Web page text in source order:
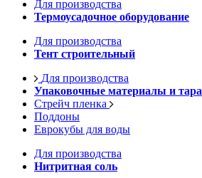
Для производства
Термоусадочное оборудование
Для производства
Тент строительный
Для производства
Упаковочные материалы и тара
Стрейч пленка
Поддоны
Еврокубы для воды
Для производства
Нитритная соль